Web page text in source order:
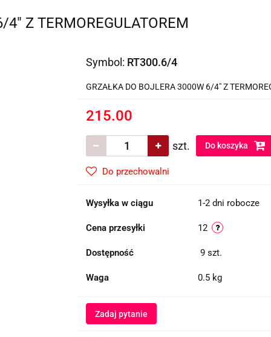
Z TERMOREGULATOREM
Symbol: RT300.6/4
GRZAŁKA DO BOJLERA 3000W 6/4" Z
215.00
szt. Do koszyka
Do przechowalni
Wysyłka w ciągu 1-2 dni robocze
Cena przesyłki 12
Dostępność 9 szt.
Waga 0.5 kg
Zadaj pytanie